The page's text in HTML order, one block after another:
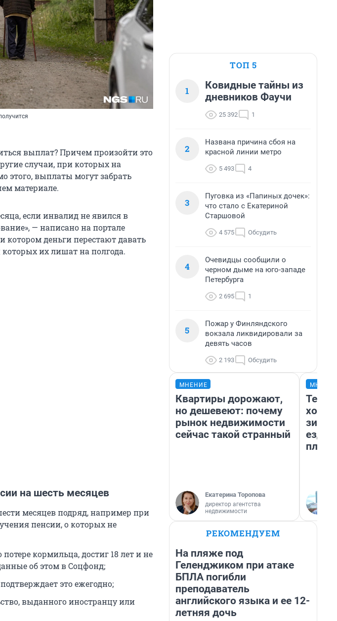
выплат? Причем произойти это
случаи, при которых на
этого, выплаты могут забрать
материале.
если инвалид не явился в
— написано на портале
котором деньги перестают давать
которых их лишат на полгода.
на шесть месяцев
месяцев подряд, например при
пенсии, о которых не
кормильца, достиг 18 лет и не
об этом в Соцфонд;
это ежегодно;
выданного иностранцу или
ТОП 5
1
Ковидные тайны из
дневников Фаучи
25 392 1
2
Названа причина сбоя на
красной линии метро
5 493 4
3
Пуговка из «Папиных дочек»:
что стало с Екатериной
Старшовой
4 575 Обсудить
4
Очевидцы сообщили о
черном дыме на юго-западе
Петербурга
2 695 1
5
Пожар у Финляндского
вокзала ликвидировали за
девять часов
2 193 Обсудить
МНЕНИЕ
Квартиры дорожают,
но дешевеют: почему
рынок недвижимости
сейчас такой странный
Екатерина Торопова
директор агентства
недвижимости
ездит
РЕКОМЕНДУЕМ
На пляже под
Геленджиком при атаке
БПЛА погибли
преподаватель
английского языка и ее 12-
летняя дочь